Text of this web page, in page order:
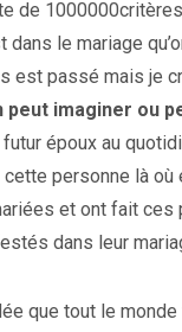
de
dans le mariage
est passé mais je
peut imaginer ou
époux au
personne là
et ont fait ces
dans leur
que tout le monde